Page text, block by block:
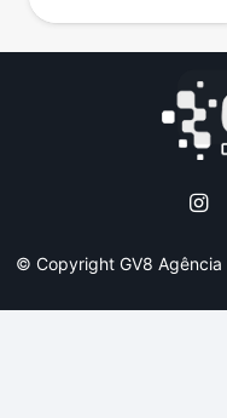
© Copyright GV8 Agência